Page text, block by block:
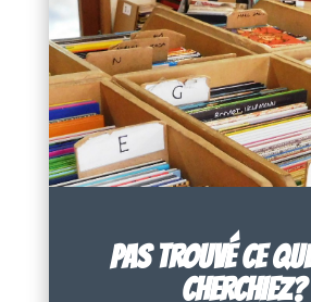
PAS TROUVÉ CE
CHERCHIEZ?